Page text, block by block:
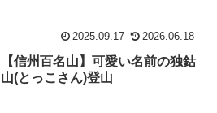
2025.09.17 2026.06.18
【信州百名山】可愛い名前の独鈷
山(とっこさん)登山